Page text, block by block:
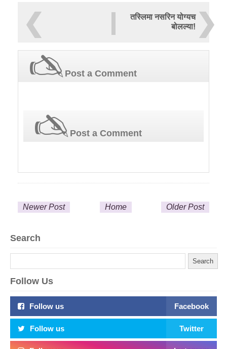
तस्लिमा नसरिन योग्यच
बोलल्या!
Post a Comment
Post a Comment
Newer Post Older Post
Home
Search
Follow Us
Follow us Facebook
Follow us Twitter